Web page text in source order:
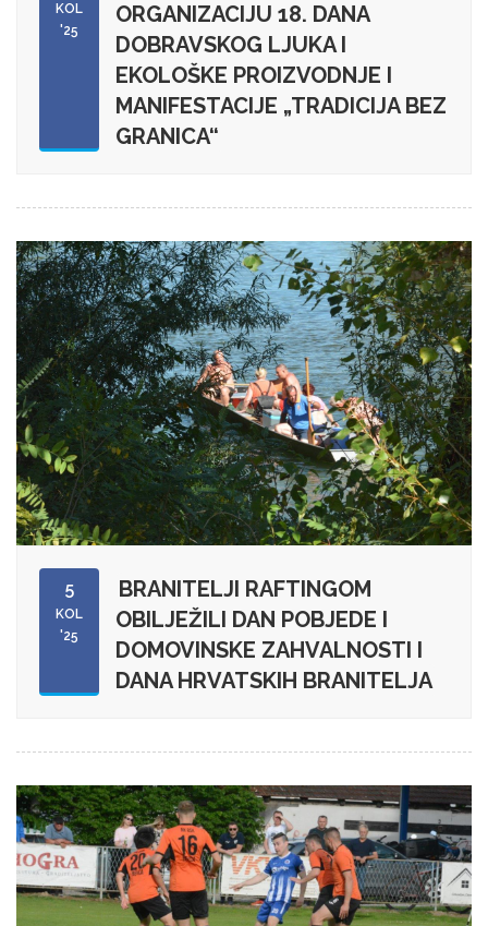
KOL
'25
ORGANIZACIJU 18. DANA
DOBRAVSKOG LJUKA I
EKOLOŠKE PROIZVODNJE I
MANIFESTACIJE „TRADICIJA BEZ
GRANICA“
5
KOL
'25
BRANITELJI RAFTINGOM
OBILJEŽILI DAN POBJEDE I
DOMOVINSKE ZAHVALNOSTI I
DANA HRVATSKIH BRANITELJA